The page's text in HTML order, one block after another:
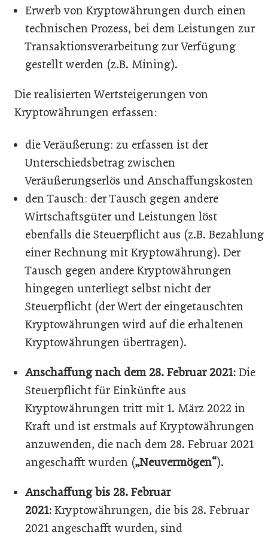
Erwerb von Kryptowährungen durch einen
technischen Prozess, bei dem Leistungen zur
Transaktionsverarbeitung zur Verfügung
gestellt werden (z.B. Mining).
Die realisierten Wertsteigerungen von
Kryptowährungen erfassen:
die Veräußerung: zu erfassen ist der
Unterschiedsbetrag zwischen
Veräußerungserlös und Anschaffungskosten
den Tausch: der Tausch gegen andere
Wirtschaftsgüter und Leistungen löst
ebenfalls die Steuerpflicht aus (z.B. Bezahlung
einer Rechnung mit Kryptowährung). Der
Tausch gegen andere Kryptowährungen
hingegen unterliegt selbst nicht der
Steuerpflicht (der Wert der eingetauschten
Kryptowährungen wird auf die erhaltenen
Kryptowährungen übertragen).
Anschaffung nach dem 28. Februar 2021: Die
Steuerpflicht für Einkünfte aus
Kryptowährungen tritt mit 1. März 2022 in
Kraft und ist erstmals auf Kryptowährungen
anzuwenden, die nach dem 28. Februar 2021
angeschafft wurden („Neuvermögen“).
Anschaffung bis 28. Februar
2021: Kryptowährungen, die bis 28. Februar
2021 angeschafft wurden, sind